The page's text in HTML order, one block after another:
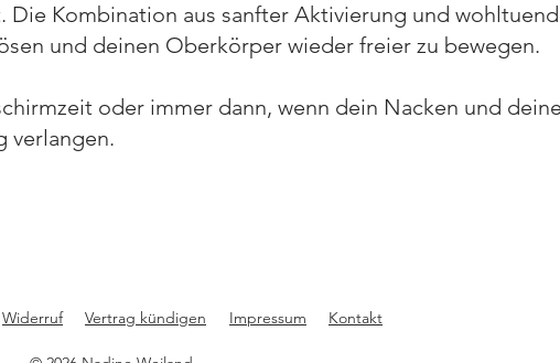
Kombination aus sanfter Aktivierung und
und deinen Oberkörper wieder freier zu bewegen.
oder immer dann, wenn dein Nacken und deine
verlangen.
Widerruf Vertrag kündigen Impressum Kontakt